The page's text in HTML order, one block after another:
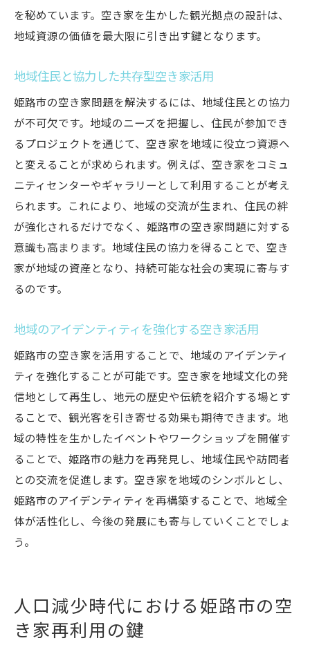
を秘めています。空き家を生かした観光拠点の設計は、
地域資源の価値を最大限に引き出す鍵となります。
地域住民と協力した共存型空き家活用
姫路市の空き家問題を解決するには、地域住民との協力
が不可欠です。地域のニーズを把握し、住民が参加でき
るプロジェクトを通じて、空き家を地域に役立つ資源へ
と変えることが求められます。例えば、空き家をコミュ
ニティセンターやギャラリーとして利用することが考え
られます。これにより、地域の交流が生まれ、住民の絆
が強化されるだけでなく、姫路市の空き家問題に対する
意識も高まります。地域住民の協力を得ることで、空き
家が地域の資産となり、持続可能な社会の実現に寄与す
るのです。
地域のアイデンティティを強化する空き家活用
姫路市の空き家を活用することで、地域のアイデンティ
ティを強化することが可能です。空き家を地域文化の発
信地として再生し、地元の歴史や伝統を紹介する場とす
ることで、観光客を引き寄せる効果も期待できます。地
域の特性を生かしたイベントやワークショップを開催す
ることで、姫路市の魅力を再発見し、地域住民や訪問者
との交流を促進します。空き家を地域のシンボルとし、
姫路市のアイデンティティを再構築することで、地域全
体が活性化し、今後の発展にも寄与していくことでしょ
う。
人口減少時代における姫路市の空
き家再利用の鍵